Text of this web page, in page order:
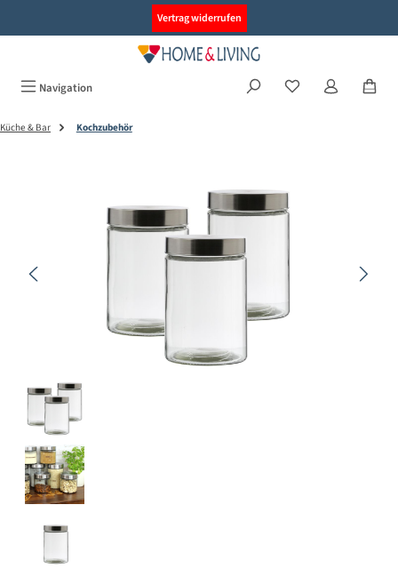
Vertrag widerrufen
Navigation
Küche & Bar Kochzubehör